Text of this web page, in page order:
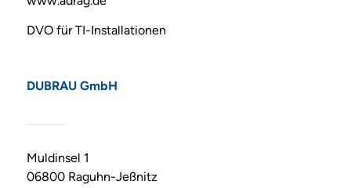
DVO für TI-Installationen
DUBRAU GmbH
Muldinsel 1
06800 Raguhn-Jeßnitz